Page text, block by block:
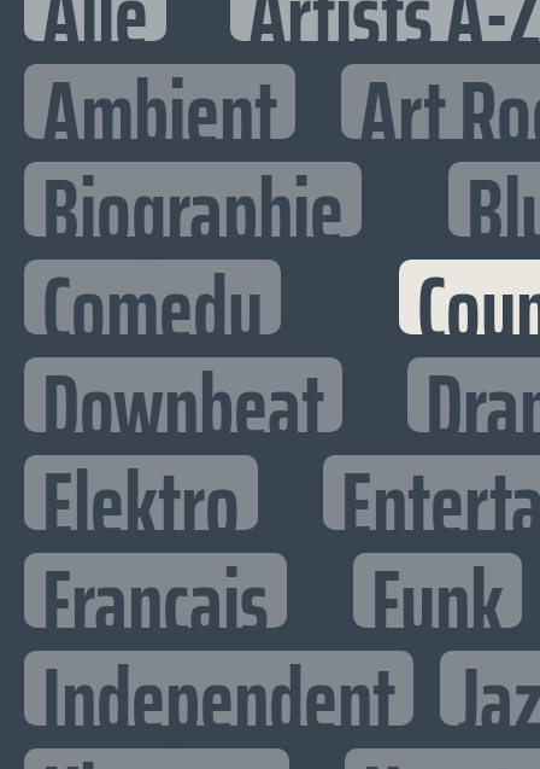
Ambient Art
Biographie
Comedy
Downbeat
Elektro
Francais Funk
Independent